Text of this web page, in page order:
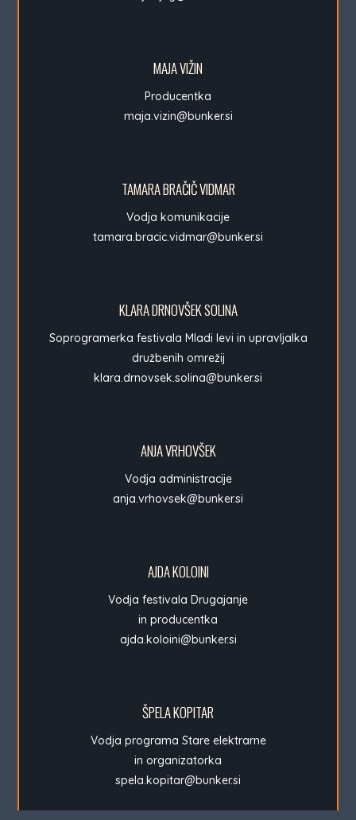
MAJA VIŽIN
Producentka
maja.vizin@bunker.si
TAMARA BRAČIČ VIDMAR
Vodja komunikacije
tamara.bracic.vidmar@bunker.si
KLARA DRNOVŠEK SOLINA
Soprogramerka festivala Mladi levi in upravljalka
družbenih omrežij
klara.drnovsek.solina@bunker.si
ANJA VRHOVŠEK
Vodja administracije
anja.vrhovsek@bunker.si
AJDA KOLOINI
Vodja festivala Drugajanje
in producentka
ajda.koloini@bunker.si
ŠPELA KOPITAR
Vodja programa Stare elektrarne
in organizatorka
spela.kopitar@bunker.si